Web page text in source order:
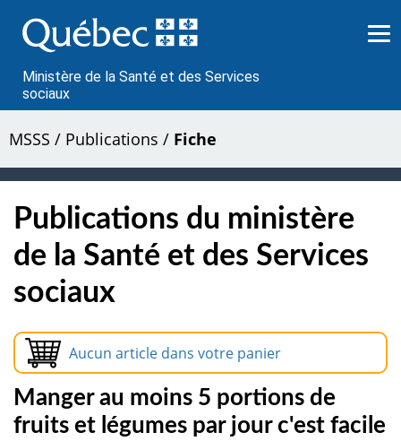
au
contenu
Ministère de la Santé et des Services
sociaux
MSSS / Publications / Fiche
Publications du ministère
de la Santé et des Services
sociaux
Aucun article dans votre panier
Manger au moins 5 portions de
fruits et légumes par jour c'est facile